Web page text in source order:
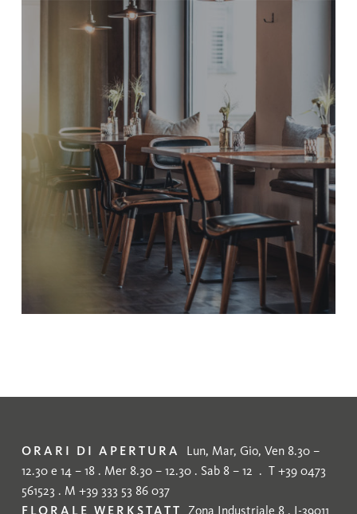
ORARI DI APERTURA
Lun, Mar, Gio, Ven 8.30 –
12.30 e 14 – 18 . Mer 8.30 – 12.30 . Sab 8 – 12 . T +39 0473
561523 . M +39 333 53 86 037
FLORALE WERKSTATT
Zona Industriale 8 . I-39011